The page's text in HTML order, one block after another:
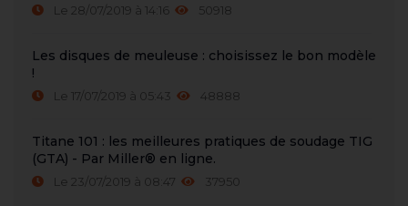
Le 28/07/2019 à 14:16 50918
Les disques de meuleuse : choisissez le bon modèle
!
Le 17/07/2019 à 05:43 48888
Titane 101 : les meilleures pratiques de soudage TIG
(GTA) - Par Miller® en ligne.
Le 23/07/2019 à 08:47 37950